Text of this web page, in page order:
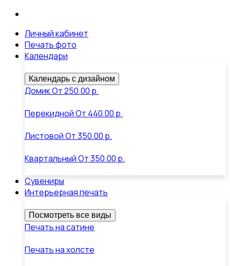
Личный кабинет
Печать фото
Календари
Календарь с дизайном
ДомикОт250.00 р.
ПерекиднойОт 440.00 р.
ЛистовойОт350.00 р.
КвартальныйОт350.00 р.
Сувениры
Интерьерная печать
Посмотреть все виды
Печать на сатине
Печать на холсте